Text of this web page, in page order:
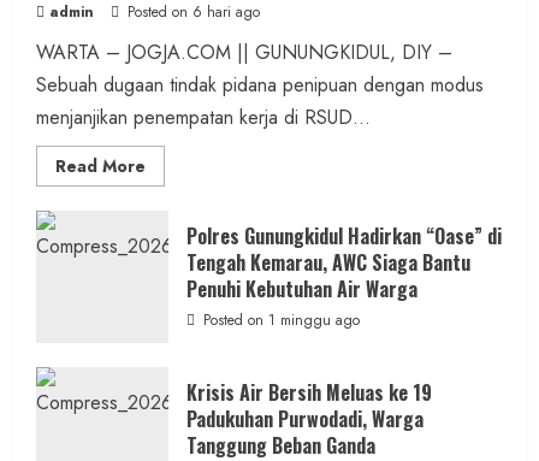
admin Posted on 6 hari ago
WARTA – JOGJA.COM || GUNUNGKIDUL, DIY –
Sebuah dugaan tindak pidana penipuan dengan modus
menjanjikan penempatan kerja di RSUD...
Read More
more
Penipuan
Masuk
RSUD
Wonosari
Seret
Polres Gunungkidul Hadirkan “Oase” di
Tengah Kemarau, AWC Siaga Bantu
Penuhi Kebutuhan Air Warga
Posted on 1 minggu ago
Krisis Air Bersih Meluas ke 19
Padukuhan Purwodadi, Warga
Tanggung Beban Ganda